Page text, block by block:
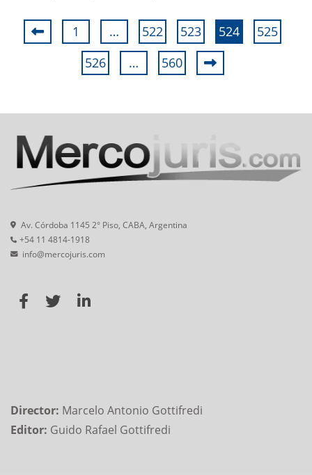
1 … 522 523 524
525
526
… 560
Av. Córdoba 1145 2° Piso, CABA, Argentina
+54 11 4814-1918
info@mercojuris.com
Director: Marcelo Antonio Gottifredi
Editor: Guido Rafael Gottifredi